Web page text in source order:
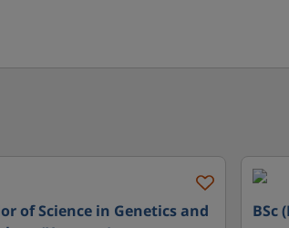
of Science in Genetics and
BSc